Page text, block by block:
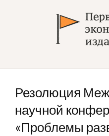
Резолюция
научной
«Проблемы